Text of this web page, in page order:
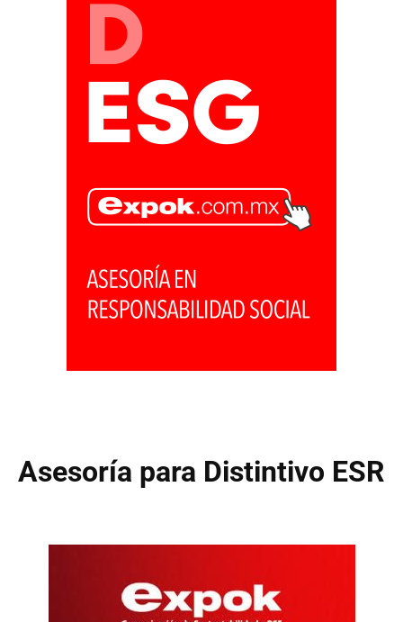
Asesoría para Distintivo ESR